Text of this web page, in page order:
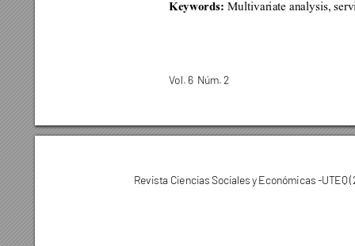
Vol. 6  Núm. 2
Keywords: Multivariate analysis,
Revista Ciencias Sociales y Económicas -UTEQ